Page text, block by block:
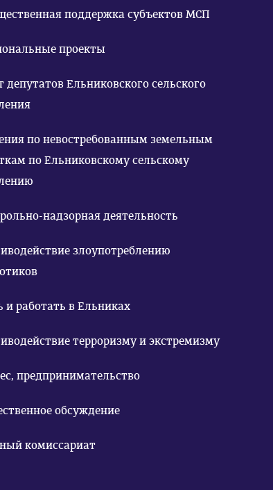
поддержка субъектов МСП
проекты
депутатов Ельниковского сельского
по невостребованным земельным
по Ельниковскому сельскому
надзорная деятельность
злоупотреблению
и работать в Ельниках
терроризму и экстремизму
предпринимательство
обсуждение
комиссариат